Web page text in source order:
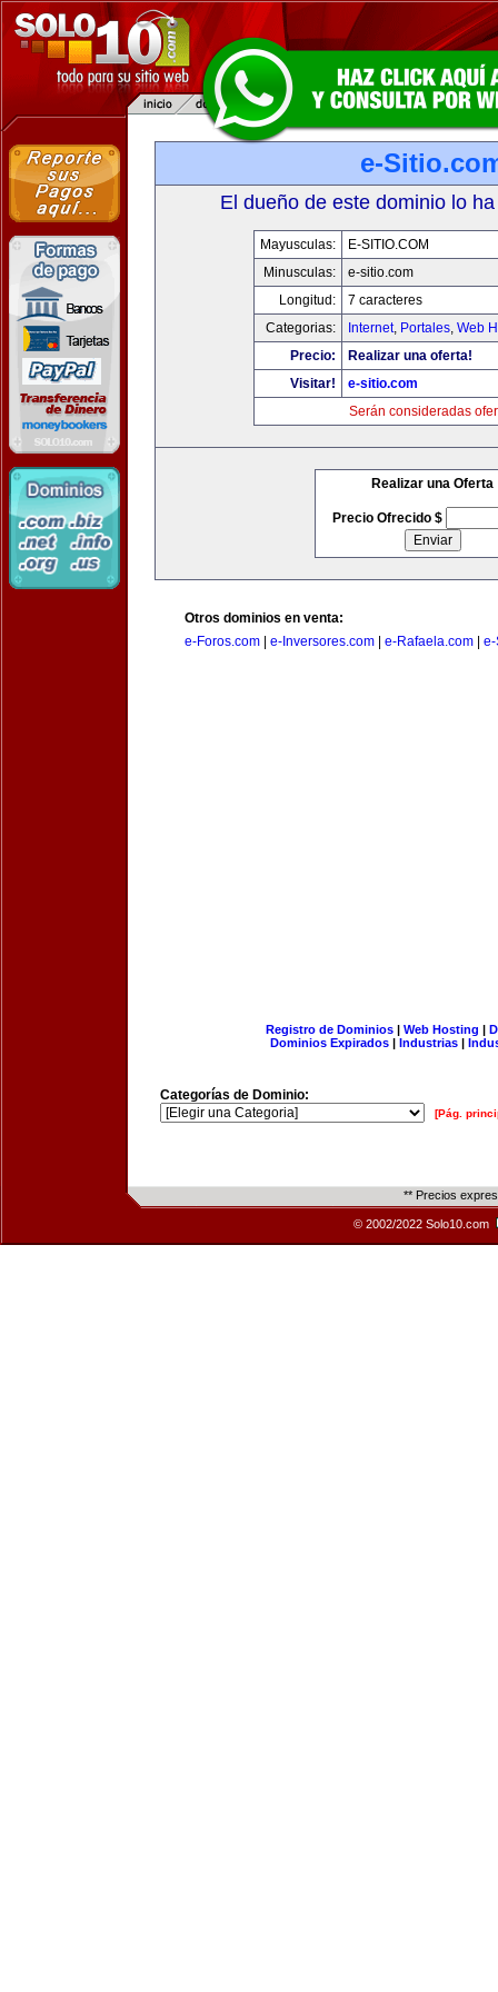
e-
El dueño de este dominio lo
Mayusculas:
E-SITIO.COM
Minusculas:
e-sitio.com
Longitud:
7 caracteres
Categorias:
Internet, Portales, Web
Precio:
Realizar una oferta!
Visitar!
e-sitio.com
Serán consideradas
Realizar una Oferta
Precio Ofrecido $
Otros dominios en venta:
e-Foros.com
e-Inversores.com e-Rafaela.com e-
Registro de Dominios| Web Hosting |
Dominios Expirados | Industrias |
Categorías de Dominio:
[Pág.
** Precios
© 2002/2022 Solo10.com